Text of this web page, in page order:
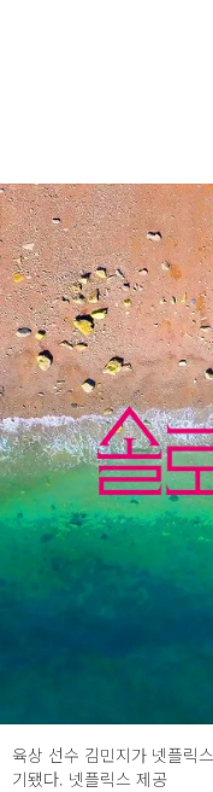
육상 선수 김민지가 넷플릭
기됐다. 넷플릭스 제공